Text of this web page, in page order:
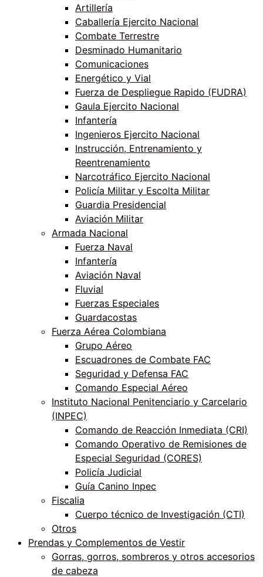
Artillería
Caballería Ejercito Nacional
Combate Terrestre
Desminado Humanitario
Comunicaciones
Energético y Vial
Fuerza de Despliegue Rapido (FUDRA)
Gaula Ejercito Nacional
Infantería
Ingenieros Ejercito Nacional
Instrucción, Entrenamiento y
Reentrenamiento
Narcotráfico Ejercito Nacional
Policía Militar y Escolta Militar
Guardia Presidencial
Aviación Militar
Armada Nacional
Fuerza Naval
Infantería
Aviación Naval
Fluvial
Fuerzas Especiales
Guardacostas
Fuerza Aérea Colombiana
Grupo Aéreo
Escuadrones de Combate FAC
Seguridad y Defensa FAC
Comando Especial Aéreo
Instituto Nacional Penitenciario y Carcelario
(INPEC)
Comando de Reacción Inmediata (CRI)
Comando Operativo de Remisiones de
Especial Seguridad (CORES)
Policía Judicial
Guía Canino Inpec
Fiscalia
Cuerpo técnico de Investigación (CTI)
Otros
Prendas y Complementos de Vestir
Gorras, gorros, sombreros y otros accesorios
de cabeza